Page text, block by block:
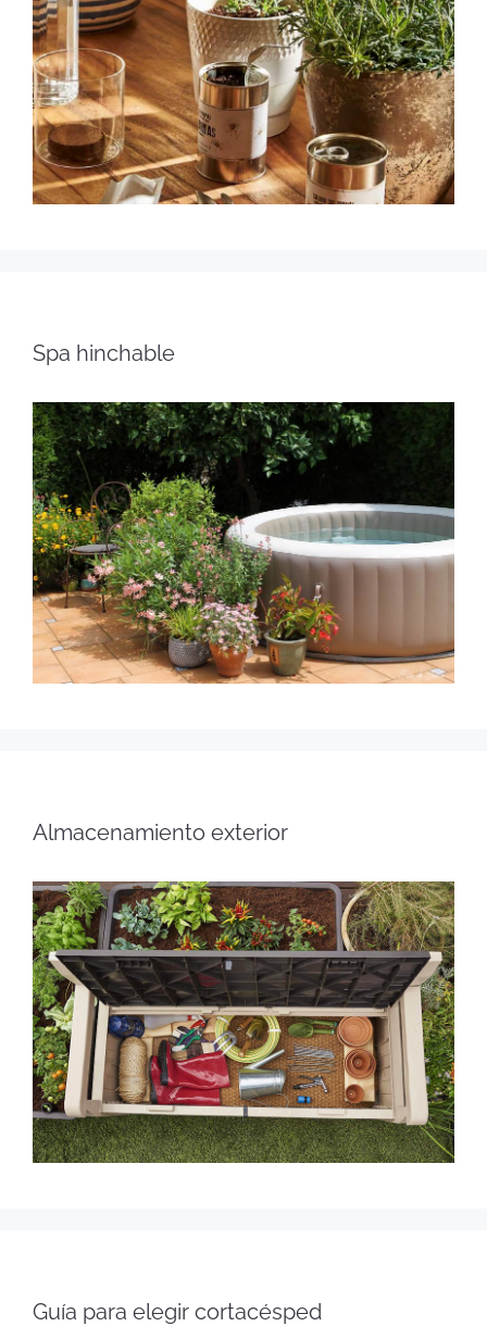
Spa hinchable
Almacenamiento exterior
Guía para elegir cortacésped